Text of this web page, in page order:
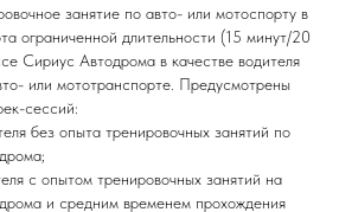
занятие по авто- или мотоспорту в
ограниченной длительности (15 минут/20
Сириус Автодрома в качестве водителя
или мототранспорте. Предусмотрены
сессий:
без опыта тренировочных занятий по
с опытом тренировочных занятий на
и средним временем прохождения